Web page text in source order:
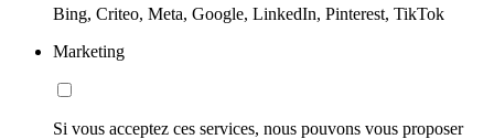
Bing, Criteo, Meta, Google, LinkedIn, Pinterest, TikTok
Marketing
Si vous acceptez ces services, nous pouvons vous proposer